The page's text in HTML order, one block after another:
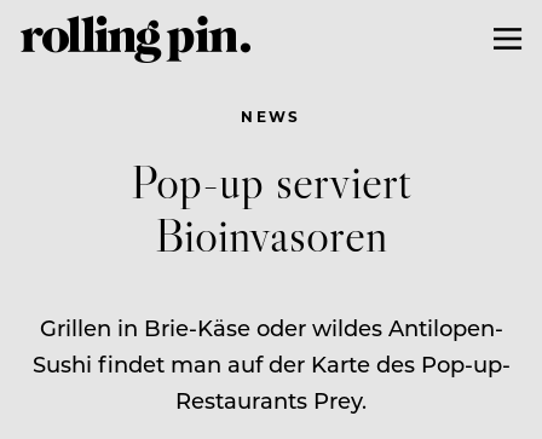
NEWS
Pop-up serviert
Bioinvasoren
Grillen in Brie-Käse oder wildes Antilopen-
Sushi findet man auf der Karte des Pop-up-
Restaurants Prey.